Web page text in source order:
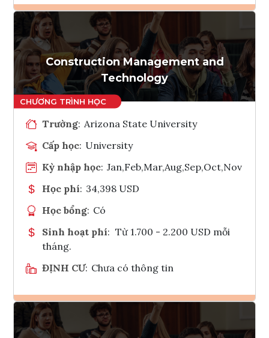
Ghi danh
Tham vấn Interlink
Construction Management and
Technology
Trường: Arizona State University
Cấp học: University
Kỳ nhập học: Jan,Feb,Mar,Aug,Sep,Oct,Nov
Học phí: 34,398 USD
Học bổng: Có
Sinh hoạt phí: Từ 1.700 - 2.200 USD mỗi
tháng.
ĐỊNH CƯ: Chưa có thông tin
Ghi danh